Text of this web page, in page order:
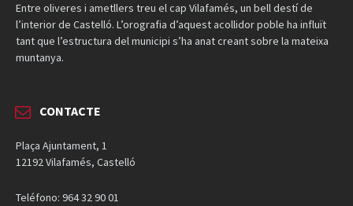
Entre oliveres i ametllers treu el cap Vilafamés, un bell destí de
l’interior de Castelló. L’orografia d’aquest acollidor poble ha influït
tant que l’estructura del municipi s’ha anat creant sobre la mateixa
muntanya.
CONTACTE
Plaça Ajuntament, 1
12192 Vilafamés, Castelló
Teléfono: 964 32 90 01